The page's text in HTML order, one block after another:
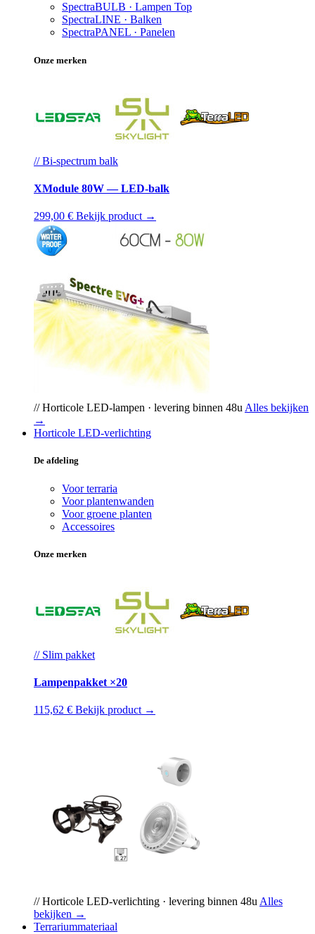
SpectraBULB · Lampen Top
SpectraLINE · Balken
SpectraPANEL · Panelen
Onze merken
// Bi-spectrum balk
XModule 80W — LED-balk
299,00 € Bekijk product →
// Horticole LED-lampen · levering binnen 48u Alles bekijken
→
Horticole LED-verlichting
De afdeling
Voor terraria
Voor plantenwanden
Voor groene planten
Accessoires
Onze merken
// Slim pakket
Lampenpakket ×20
115,62 € Bekijk product →
// Horticole LED-verlichting · levering binnen 48uAlles
bekijken →
Terrariummateriaal